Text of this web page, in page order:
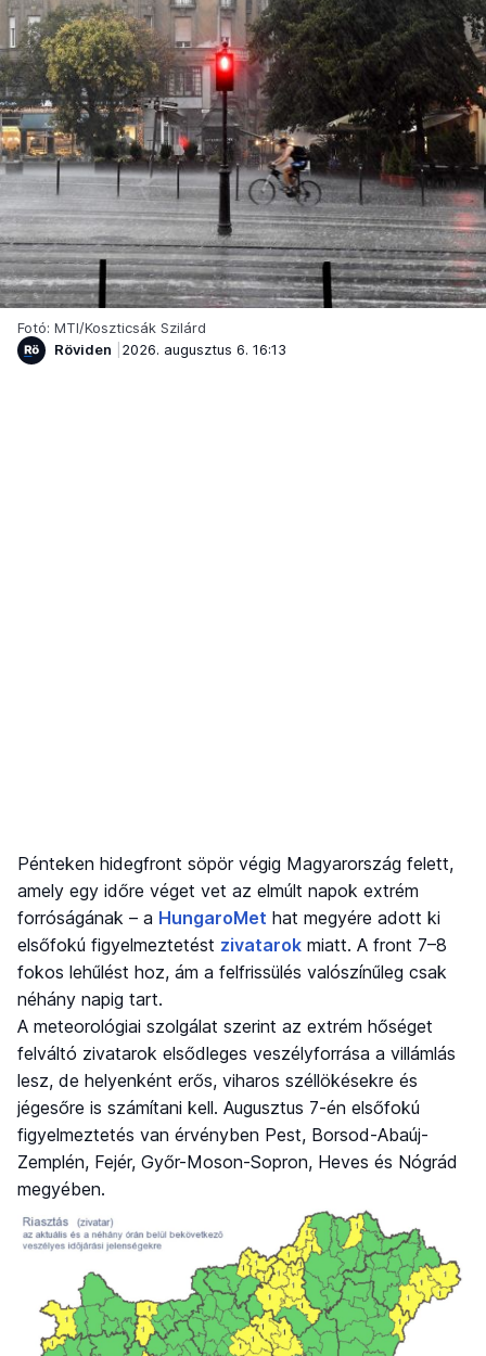
Fotó: MTI/Koszticsák Szilárd
Röviden
2026. augusztus 6. 16:13
Pénteken hidegfront söpör végig Magyarország felett,
amely egy időre véget vet az elmúlt napok extrém
forróságának – a HungaroMet hat megyére adott ki
elsőfokú figyelmeztetést zivatarok miatt. A front 7–8
fokos lehűlést hoz, ám a felfrissülés valószínűleg csak
néhány napig tart.
A meteorológiai szolgálat szerint az extrém hőséget
felváltó zivatarok elsődleges veszélyforrása a villámlás
lesz, de helyenként erős, viharos széllökésekre és
jégesőre is számítani kell. Augusztus 7-én elsőfokú
figyelmeztetés van érvényben Pest, Borsod-Abaúj-
Zemplén, Fejér, Győr-Moson-Sopron, Heves és Nógrád
megyében.